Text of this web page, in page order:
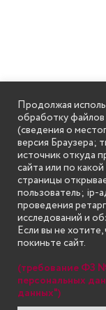
Продолжая
обработку
(сведения о
версия Браузера;
источник откуда
сайта или по
страницы
пользователь; ip-
проведения
исследований и
Если вы не
покиньте сайт.
(требование ФЗ
персональных
данных")